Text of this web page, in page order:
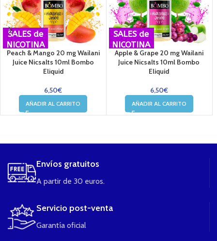
SALES de
NICOTINA
Peach & Mango 20 mg Wailani
Juice Nicsalts 10ml Bombo
Eliquid
6,50€
AÑADIR AL CARRITO
SALES de
NICOTINA
Apple & Grape 20 mg Wailani
Juice Nicsalts 10ml Bombo
Eliquid
6,50€
AÑADIR AL CARRITO
Envíos gratuitos
A partir de 30 euros.
Servicio post-venta
Garantía oficial